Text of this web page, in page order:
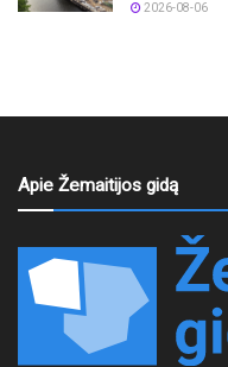
2026-08-06
Apie Žemaitijos gidą